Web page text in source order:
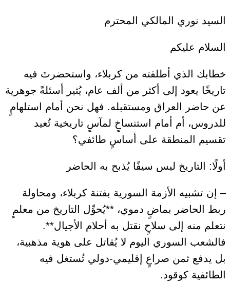
السيد نوري المالكي المحترم
السلام عليكم
خطابك الذي أطلقته من كربلاء، واستحضرتَ فيه
تاريخًا يعود إلى أكثر من ألف عام، يُثير أسئلةً جوهرية
عن حاضر العراق ومستقبله. فهل نحن أمام استلهامٍ
للدروس، أم أمام استنساخٍ لمآسٍ تاريخية تُعيد
تقسيم المنطقة على أساسٍ طائفي؟
أولًا: التاريخ ليس سيفًا يُذبح به الحاضر
– إن تشبيه الأزمة السورية بفتنة كربلاء، ومحاولة
ربط الحاضر بماضٍ دموي، **يُحوِّل التاريخ من معلمٍ
نتعلم منه إلى سلاحٍ نقتل به أحلام الأجيال**.
فالشعب السوري اليوم لا يُقاتل على هوية مذهبية،
بل يدفع ثمن صراعٍ إقليمي-دولي تُستغل فيه
الطائفية كوقود.